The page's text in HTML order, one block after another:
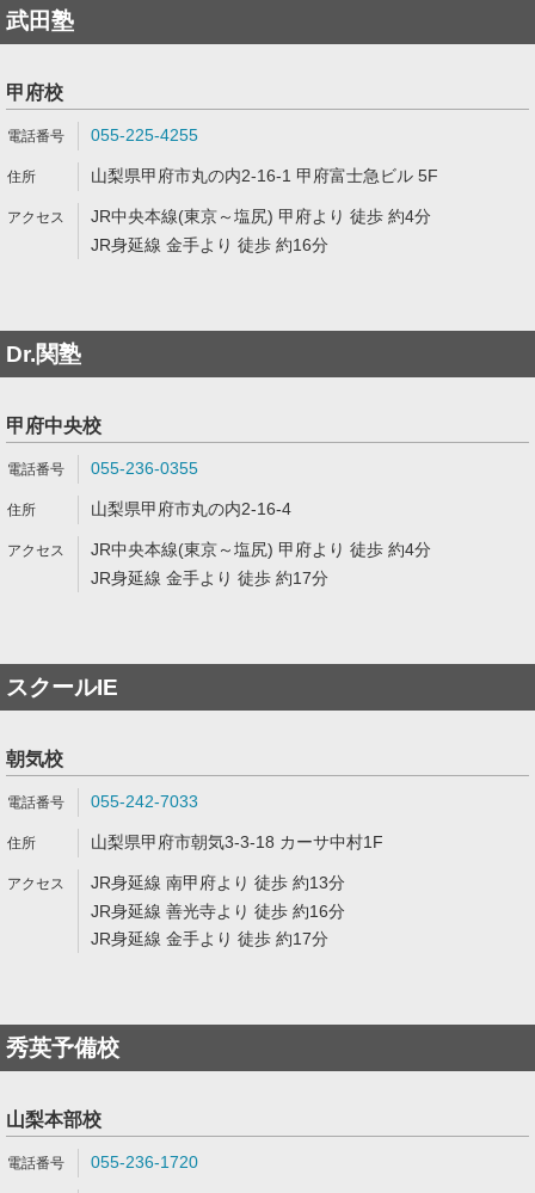
武田塾
甲府校
055-225-4255
山梨県甲府市丸の内2-16-1 甲府富士急ビル 5F
JR中央本線(東京～塩尻) 甲府より 徒歩 約4分
JR身延線 金手より 徒歩 約16分
Dr.関塾
甲府中央校
055-236-0355
山梨県甲府市丸の内2-16-4
JR中央本線(東京～塩尻) 甲府より 徒歩 約4分
JR身延線 金手より 徒歩 約17分
スクールIE
朝気校
055-242-7033
山梨県甲府市朝気3-3-18 カーサ中村1F
JR身延線 南甲府より 徒歩 約13分
JR身延線 善光寺より 徒歩 約16分
JR身延線 金手より 徒歩 約17分
秀英予備校
山梨本部校
055-236-1720